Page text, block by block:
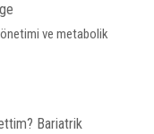
ve metabolik
Bariatrik